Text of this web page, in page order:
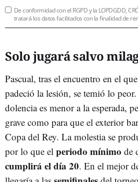
De conformidad con el RGPD y la LOPDGDD,
tratará los datos facilitados con la finalidad de
Solo jugará salvo
Pascual, tras el encuentro en el
padeció la lesión, se temió lo
dolencia es menor a la esperada,
grave como para que el exterior
Copa del Rey. La molestia se
por lo que el periodo mínimo de
cumplirá el día 20. En el mejor